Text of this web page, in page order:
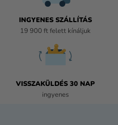
INGYENES SZÁLLÍTÁS
19 900 ft felett kínáljuk
VISSZAKÜLDÉS 30 NAP
ingyenes